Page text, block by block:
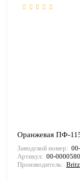
Оранжевая ПФ-
Заводской номер:
Артикул: 00-
Производитель: Britz